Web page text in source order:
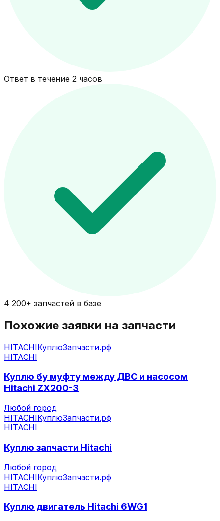
Ответ в течение 2 часов
4 200+ запчастей в базе
Похожие заявки на запчасти
HITACHIКуплюЗапчасти.рф
HITACHI
Куплю бу муфту между ДВС и насосом
Hitachi ZX200-3
Любой город
HITACHIКуплюЗапчасти.рф
HITACHI
Куплю запчасти Hitachi
Любой город
HITACHIКуплюЗапчасти.рф
HITACHI
Куплю двигатель Hitachi 6WG1